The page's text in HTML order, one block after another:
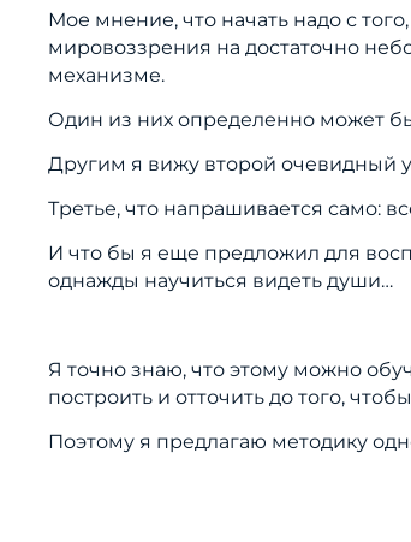
Мое мнение, что начать надо с
мировоззрения на достаточно
механизме.
Один из них определенно может
Другим я вижу второй очевидный
Третье, что напрашивается само:
И что бы я еще предложил для
однажды научиться видеть души…
Я точно знаю, что этому можно
построить и отточить до того,
Поэтому я предлагаю методику